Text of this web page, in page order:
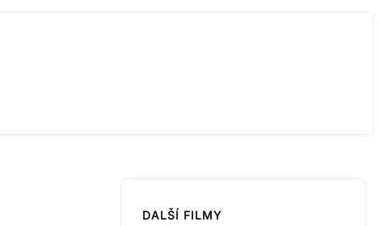
DALŠÍ FILMY